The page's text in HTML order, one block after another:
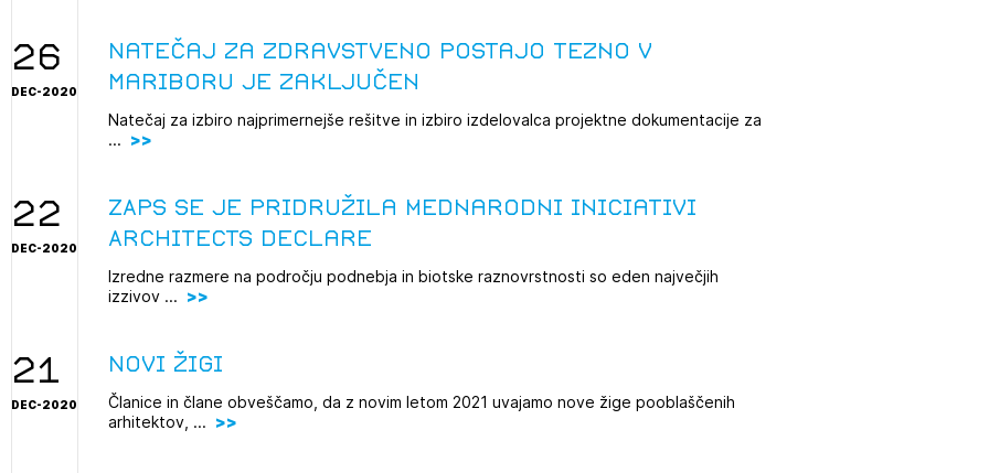
26
DEC-2020
Natečaj za zdravstveno postajo Tezno v
Mariboru je zaključen
Natečaj za izbiro najprimernejše rešitve in izbiro izdelovalca projektne dokumentacije za
...
22
DEC-2020
ZAPS se je pridružila mednarodni iniciativi
Architects Declare
Izredne razmere na področju podnebja in biotske raznovrstnosti so eden največjih
izzivov ...
21
DEC-2020
Novi žigi
Članice in člane obveščamo, da z novim letom 2021 uvajamo nove žige pooblaščenih
arhitektov, ...